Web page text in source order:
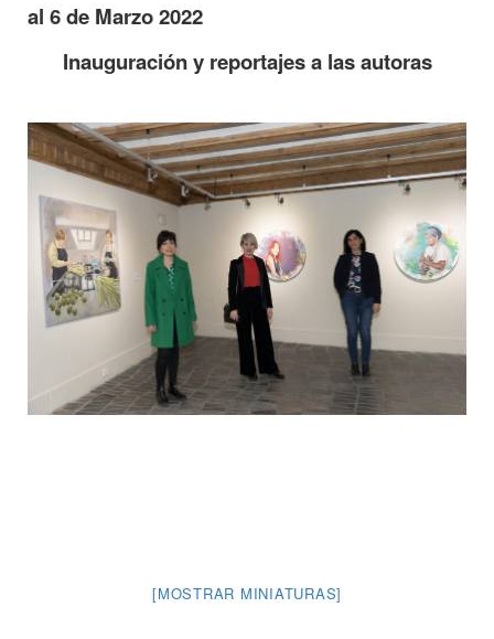
al 6 de Marzo 2022
Inauguración y reportajes a las autoras
[MOSTRAR MINIATURAS]